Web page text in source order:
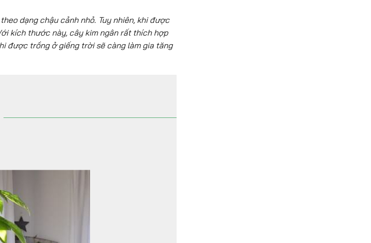
dạng chậu cảnh nhỏ. Tuy nhiên, khi được
kích thước này, cây kim ngân rất thích hợp
được trồng ở giếng trời sẽ càng làm gia tăng